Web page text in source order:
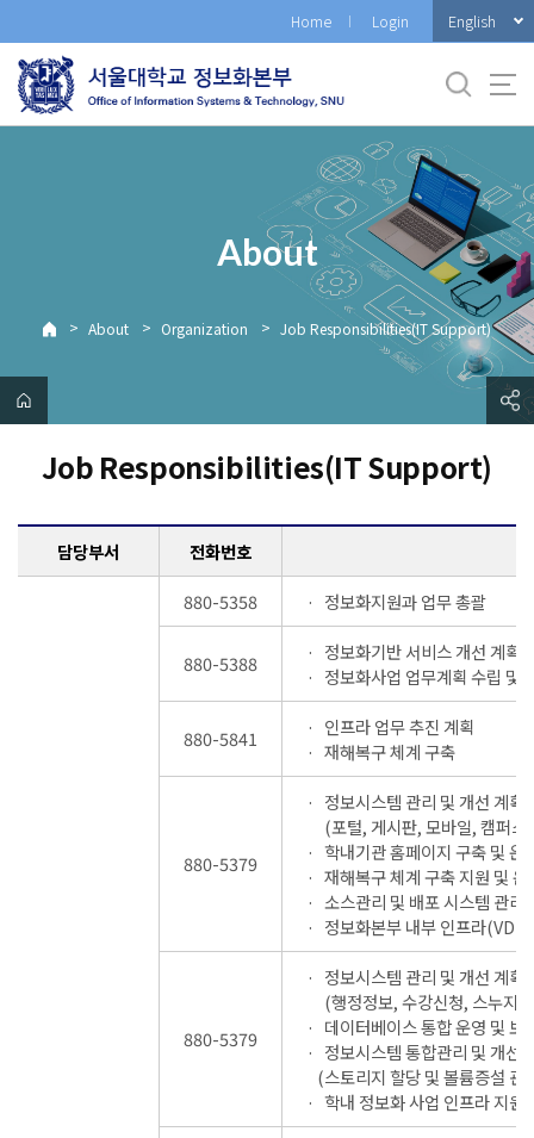
로
메
Home Login English
About
> About > Organization > Job Responsibilities(IT Support)
Job Responsibilities(IT Support)
담당부서 전화번호
880-5358 정보화지원과 업무 총괄
880-5388
정보화기반 서비스 개선 계획
정보화사업 업무계획 수립 및
880-5841
인프라 업무 추진 계획
재해복구 체계 구축
880-5379
정보시스템 관리 및 개선 계획
(포털, 게시판, 모바일, 캠퍼
학내기관 홈페이지 구축 및 운
재해복구 체계 구축 지원 및 운
소스관리 및 배포 시스템 관리
정보화본부 내부 인프라(VDI/
880-5379
정보시스템 관리 및 개선 계획
(행정정보, 수강신청, 스누지
데이터베이스 통합 운영 및 보
정보시스템 통합관리 및 개선
(스토리지 할당 및 볼륨증설 관
학내 정보화 사업 인프라 지원